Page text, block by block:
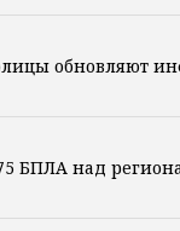
обновляют
БПЛА над